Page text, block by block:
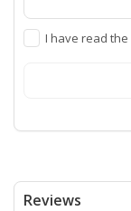
I have read the
Reviews